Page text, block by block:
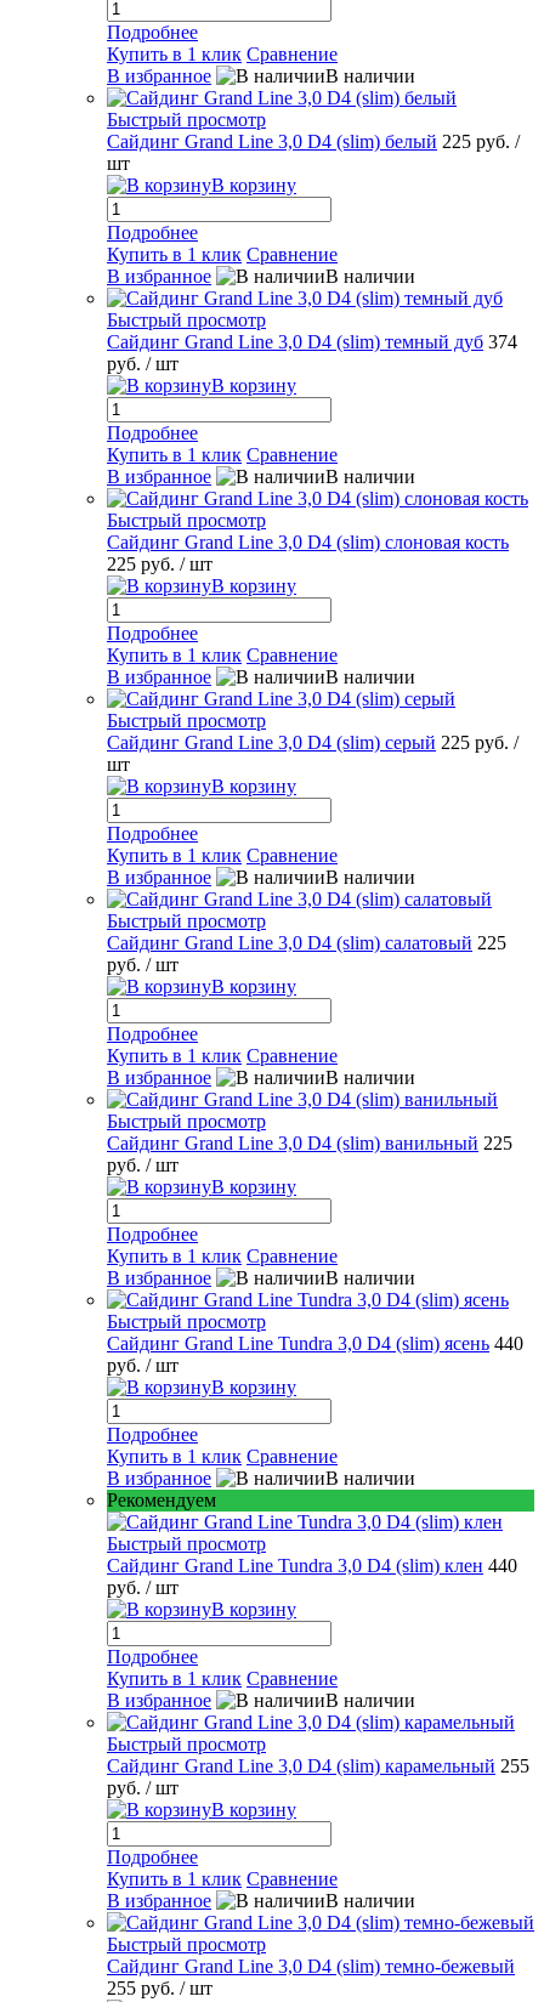
Подробнее
Купить в 1 клик Сравнение
В избранное
В наличии
Быстрый просмотр
Сайдинг Grand Line 3,0 D4 (slim) белый 225 руб. /
шт
В корзину
Подробнее
Купить в 1 клик Сравнение
В избранное
В наличии
Быстрый просмотр
Сайдинг Grand Line 3,0 D4 (slim) темный дуб 374
руб. / шт
В корзину
Подробнее
Купить в 1 клик Сравнение
В избранное
В наличии
Быстрый просмотр
Сайдинг Grand Line 3,0 D4 (slim) слоновая кость
225 руб. / шт
В корзину
Подробнее
Купить в 1 клик Сравнение
В избранное
В наличии
Быстрый просмотр
Сайдинг Grand Line 3,0 D4 (slim) серый 225 руб. /
шт
В корзину
Подробнее
Купить в 1 клик Сравнение
В избранное
В наличии
Быстрый просмотр
Сайдинг Grand Line 3,0 D4 (slim) салатовый 225
руб. / шт
В корзину
Подробнее
Купить в 1 клик Сравнение
В избранное
В наличии
Быстрый просмотр
Сайдинг Grand Line 3,0 D4 (slim) ванильный 225
руб. / шт
В корзину
Подробнее
Купить в 1 клик Сравнение
В избранное
В наличии
Быстрый просмотр
Сайдинг Grand Line Tundra 3,0 D4 (slim) ясень 440
руб. / шт
В корзину
Подробнее
Купить в 1 клик Сравнение
В избранное
В наличии
Рекомендуем
Быстрый просмотр
Сайдинг Grand Line Tundra 3,0 D4 (slim) клен 440
руб. / шт
В корзину
Подробнее
Купить в 1 клик Сравнение
В избранное
В наличии
Быстрый просмотр
Сайдинг Grand Line 3,0 D4 (slim) карамельный 255
руб. / шт
В корзину
Подробнее
Купить в 1 клик Сравнение
В избранное
В наличии
Быстрый просмотр
Сайдинг Grand Line 3,0 D4 (slim) темно-бежевый
255 руб. / шт